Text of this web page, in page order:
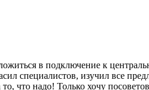
в подключение к
специалистов, изучил все
что надо! Только хочу